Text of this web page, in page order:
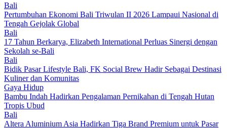
Bali
Pertumbuhan Ekonomi Bali Triwulan II 2026 Lampaui Nasional di
Tengah Gejolak Global
Bali
17 Tahun Berkarya, Elizabeth International Perluas Sinergi dengan
Sekolah se-Bali
Bali
Bidik Pasar Lifestyle Bali, FK Social Brew Hadir Sebagai Destinasi
Kuliner dan Komunitas
Gaya Hidup
Bambu Indah Hadirkan Pengalaman Pernikahan di Tengah Hutan
Tropis Ubud
Bali
Altera Aluminium Asia Hadirkan Tiga Brand Premium untuk Pasar